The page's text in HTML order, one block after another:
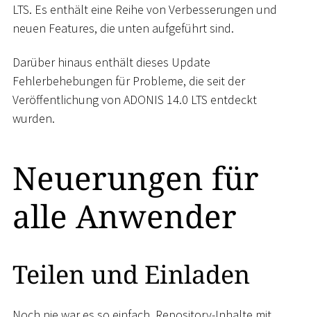
LTS. Es enthält eine Reihe von Verbesserungen und
neuen Features, die unten aufgeführt sind.
Darüber hinaus enthält dieses Update
Fehlerbehebungen für Probleme, die seit der
Veröffentlichung von ADONIS 14.0 LTS entdeckt
wurden.
Neuerungen für
alle Anwender
Teilen und Einladen